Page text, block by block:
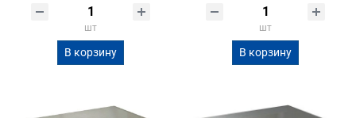
шт
В корзину
шт
В корзину